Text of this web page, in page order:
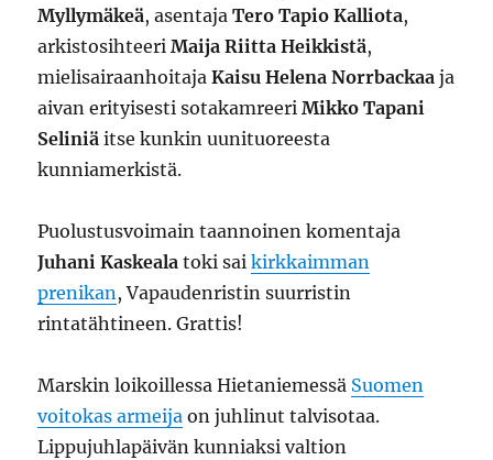
Myllymäkeä, asentajaTero Tapio Kalliota,
arkistosihteeriMaija Riitta Heikkistä,
mielisairaanhoitajaKaisu Helena Norrbackaa ja
aivan erityisesti sotakamreeriMikko Tapani
Seliniä itse kunkin uunituoreesta
kunniamerkistä.
Puolustusvoimain taannoinen komentaja
Juhani Kaskeala toki saikirkkaimman
prenikan, Vapaudenristin suurristin
rintatähtineen. Grattis!
Marskin loikoillessa Hietaniemessä Suomen
voitokas armeija on juhlinut talvisotaa.
Lippujuhlapäivän kunniaksi valtion